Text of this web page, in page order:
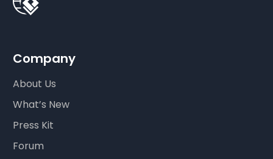
Company
About Us
What’s New
Press Kit
Forum